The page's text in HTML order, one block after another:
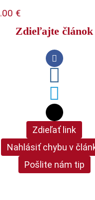
€
Zdieľajte článok
Zdieľať link
Nahlásiť chybu v
Pošlite nám tip